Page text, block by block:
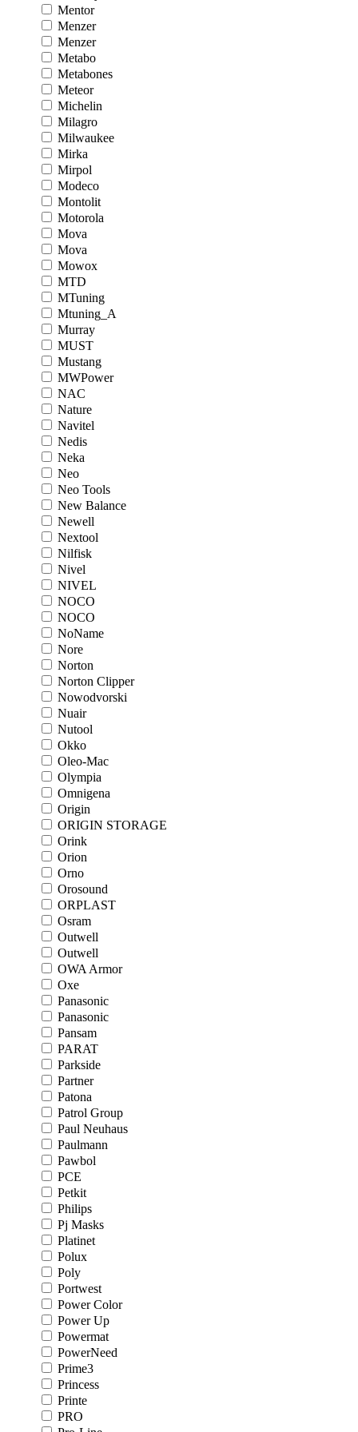
Mentor
Menzer
Menzer
Metabo
Metabones
Meteor
Michelin
Milagro
Milwaukee
Mirka
Mirpol
Modeco
Montolit
Motorola
Mova
Mova
Mowox
MTD
MTuning
Mtuning_A
Murray
MUST
Mustang
MWPower
NAC
Nature
Navitel
Nedis
Neka
Neo
Neo Tools
New Balance
Newell
Nextool
Nilfisk
Nivel
NIVEL
NOCO
NOCO
NoName
Nore
Norton
Norton Clipper
Nowodvorski
Nuair
Nutool
Okko
Oleo-Mac
Olympia
Omnigena
Origin
ORIGIN STORAGE
Orink
Orion
Orno
Orosound
ORPLAST
Osram
Outwell
Outwell
OWA Armor
Oxe
Panasonic
Panasonic
Pansam
PARAT
Parkside
Partner
Patona
Patrol Group
Paul Neuhaus
Paulmann
Pawbol
PCE
Petkit
Philips
Pj Masks
Platinet
Polux
Poly
Portwest
Power Color
Power Up
Powermat
PowerNeed
Prime3
Princess
Printe
PRO